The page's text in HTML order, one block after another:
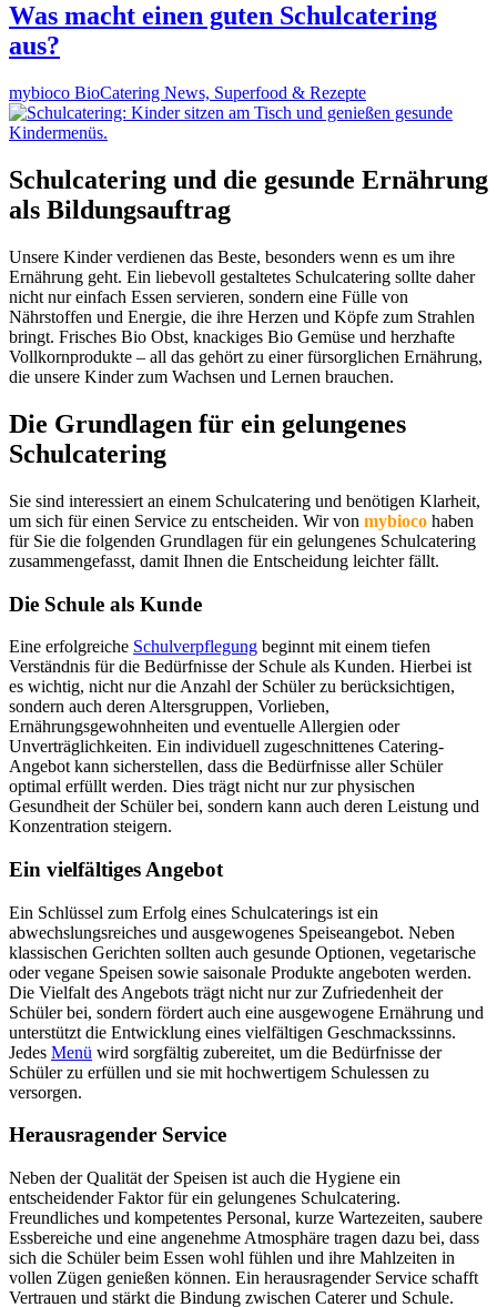
Was macht einen guten Schulcatering
aus?
mybioco BioCatering News, Superfood & Rezepte
Schulcatering und die gesunde Ernährung
als Bildungsauftrag
Unsere Kinder verdienen das Beste, besonders wenn es um ihre
Ernährung geht. Ein liebevoll gestaltetes Schulcatering sollte daher
nicht nur einfach Essen servieren, sondern eine Fülle von
Nährstoffen und Energie, die ihre Herzen und Köpfe zum Strahlen
bringt. Frisches Bio Obst, knackiges Bio Gemüse und herzhafte
Vollkornprodukte – all das gehört zu einer fürsorglichen Ernährung,
die unsere Kinder zum Wachsen und Lernen brauchen.
Die Grundlagen für ein gelungenes
Schulcatering
Sie sind interessiert an einem Schulcatering und benötigen Klarheit,
um sich für einen Service zu entscheiden. Wir von mybioco haben
für Sie die folgenden Grundlagen für ein gelungenes Schulcatering
zusammengefasst, damit Ihnen die Entscheidung leichter fällt.
Die Schule als Kunde
Eine erfolgreiche Schulverpflegung beginnt mit einem tiefen
Verständnis für die Bedürfnisse der Schule als Kunden. Hierbei ist
es wichtig, nicht nur die Anzahl der Schüler zu berücksichtigen,
sondern auch deren Altersgruppen, Vorlieben,
Ernährungsgewohnheiten und eventuelle Allergien oder
Unverträglichkeiten. Ein individuell zugeschnittenes Catering-
Angebot kann sicherstellen, dass die Bedürfnisse aller Schüler
optimal erfüllt werden. Dies trägt nicht nur zur physischen
Gesundheit der Schüler bei, sondern kann auch deren Leistung und
Konzentration steigern.
Ein vielfältiges Angebot
Ein Schlüssel zum Erfolg eines Schulcaterings ist ein
abwechslungsreiches und ausgewogenes Speiseangebot. Neben
klassischen Gerichten sollten auch gesunde Optionen, vegetarische
oder vegane Speisen sowie saisonale Produkte angeboten werden.
Die Vielfalt des Angebots trägt nicht nur zur Zufriedenheit der
Schüler bei, sondern fördert auch eine ausgewogene Ernährung und
unterstützt die Entwicklung eines vielfältigen Geschmackssinns.
Jedes Menü wird sorgfältig zubereitet, um die Bedürfnisse der
Schüler zu erfüllen und sie mit hochwertigem Schulessen zu
versorgen.
Herausragender Service
Neben der Qualität der Speisen ist auch die Hygiene ein
entscheidender Faktor für ein gelungenes Schulcatering.
Freundliches und kompetentes Personal, kurze Wartezeiten, saubere
Essbereiche und eine angenehme Atmosphäre tragen dazu bei, dass
sich die Schüler beim Essen wohl fühlen und ihre Mahlzeiten in
vollen Zügen genießen können. Ein herausragender Service schafft
Vertrauen und stärkt die Bindung zwischen Caterer und Schule.